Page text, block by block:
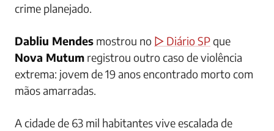
crime planejado.
Dabliu Mendes mostrou no ▷ Diário SPque
Nova Mutum registrou outro caso de violência
extrema: jovem de 19 anos encontrado morto com
mãos amarradas.
A cidade de 63 mil habitantes vive escalada de